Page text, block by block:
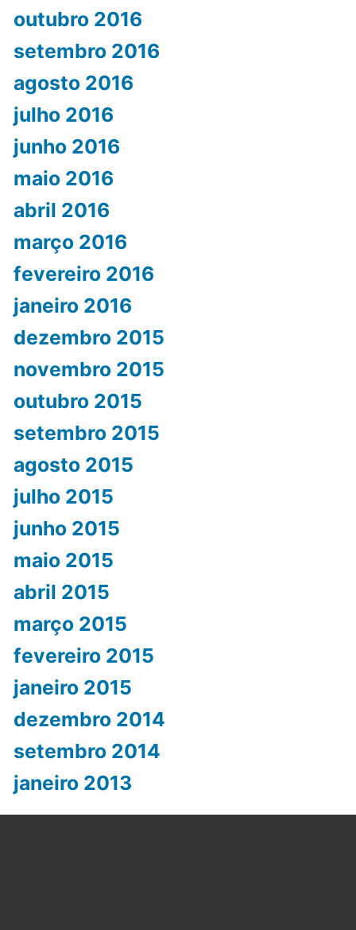
outubro 2016
setembro 2016
agosto 2016
julho 2016
junho 2016
maio 2016
abril 2016
março 2016
fevereiro 2016
janeiro 2016
dezembro 2015
novembro 2015
outubro 2015
setembro 2015
agosto 2015
julho 2015
junho 2015
maio 2015
abril 2015
março 2015
fevereiro 2015
janeiro 2015
dezembro 2014
setembro 2014
janeiro 2013